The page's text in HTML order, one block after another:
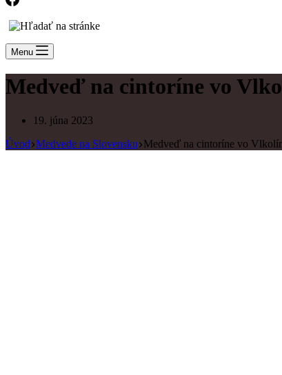
Menu
Medveď na cintoríne vo
19. júna 2023
Úvod Medvede na Slovensku Medveď na cintoríne vo